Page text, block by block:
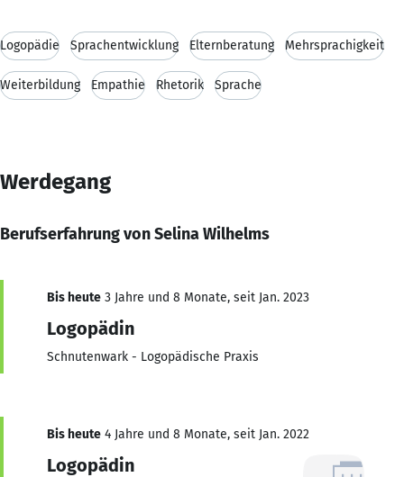
Logopädie Sprachentwicklung Elternberatung Mehrsprachigkeit
Weiterbildung Empathie Rhetorik Sprache
Werdegang
Berufserfahrung von Selina Wilhelms
Bis heute 3 Jahre und 8 Monate, seit Jan. 2023
Logopädin
Schnutenwark - Logopädische Praxis
Bis heute 4 Jahre und 8 Monate, seit Jan. 2022
Logopädin